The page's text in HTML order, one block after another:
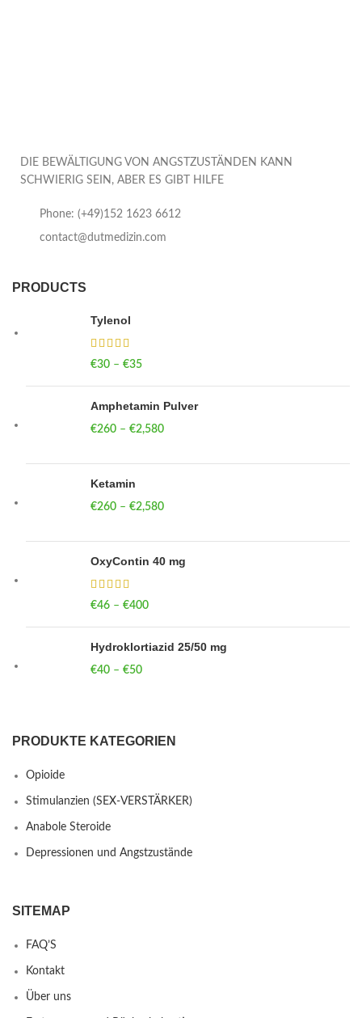
DIE BEWÄLTIGUNG VON ANGSTZUSTÄNDEN KANN
SCHWIERIG SEIN, ABER ES GIBT HILFE
Phone: (+49)152 1623 6612
contact@dutmedizin.com
PRODUCTS
Tylenol
€30 – €35
Amphetamin Pulver
€260 – €2,580
Ketamin
€260 – €2,580
OxyContin 40 mg
€46 – €400
Hydroklortiazid 25/50 mg
€40 – €50
PRODUKTE KATEGORIEN
Opioide
Stimulanzien (SEX-VERSTÄRKER)
Anabole Steroide
Depressionen und Angstzustände
SITEMAP
FAQ’S
Kontakt
Über uns